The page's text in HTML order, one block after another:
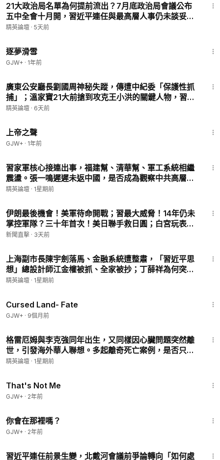
節目，採用專業設備與團隊支持。您的贊助將幫助我們持續產出
優質內容！💗🔥 支持「精英論壇」，請捐款至：https://donorb
ox.org/pinnacle-view
================================
開始出現離奇政策：不准返鄉、不得滯鄉、返鄉只能停留 3～7
天，甚至村幹部拿著大喇叭驅趕失業青年。理由不是幫助百姓，
而是不能讓返貧人口出現在統計表上，避免習近平的「政績」全
裏無法謀生，回鄉又有家難回的窘境，毛時代大饑荒般的災難會
再次重演嗎？人民的出路又在何方？
嘉賓：李軍 郭君 石山
#中產階級 #脫貧
等收入陷阱 #割韭菜
21大政治局名單為何提前流出？7月底政治局會議公布
五中全會十月開，習近平連任與最高層人事仍未談妥，
北京權力決戰即將進入攤牌時刻|【#精英論壇】 #21大
精英論壇 · 5天前
逐夢滑雪
GJW+ · 1年前
廣東公安廳長劉國周神秘失蹤，傳遭中紀委「保護性抓
捕」；溫家寶21大前搶到攻克王小洪的關鍵人物，習近
平恐怕很難再保住他 |【#精英論壇】 #深度解析 #live
精英論壇 · 6天前
上帝之聲
GJW+ · 1年前
習家軍核心接連出事，福建幫、清華幫、軍工系統相繼
震盪。張一鳴遲遲未返中國，是否成為觀察中共高層權
力變化的一個風向標？|【#精英論壇】 #習家軍 #福建
精英論壇 · 1星期前
伊朗最後機會！美軍待命開戰；習最大威脅！14年仍未
掌控軍隊？三十年首次！美日聯手救日圓；白宮玩表情
包，盧比奧笑翻全網；90萬年薪！中共出錢養反共人
新聞直擊 · 3天前
上海副市長陳宇劍落馬、金融系統遭整肅，「習近平思
想」總設計師江金權被抓、全家被抄；丁薛祥為何突然
成為21大權鬥的風暴中心？|【#精英論壇】 #丁薛祥 #
精英論壇 · 1星期前
Cursed Land- Fate
GJW+ · 9個月前
格雷厄姆與李克強同年出生，又同樣因心臟問題突然離
世，引發海外華人聯想。多起離奇死亡案例，是否只是
巧合？|【#精英論壇】 #李克強 #格雷厄姆 #心臟問題
精英論壇 · 1星期前
That's Not Me
GJW+ · 2年前
你會在那裡嗎？
GJW+ · 2年前
習近平連任前景生變，北戴河會議前爭論轉向「如何處